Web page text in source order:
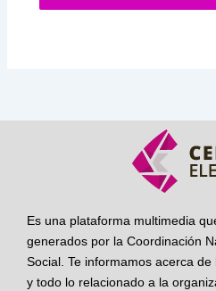
Es una plataforma multimedia
generados por la Coordinación
Social. Te informamos acerca
y todo lo relacionado a la